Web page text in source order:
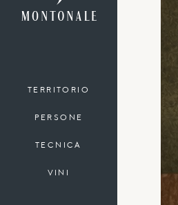
TERRITORIO
PERSONE
TECNICA
VINI